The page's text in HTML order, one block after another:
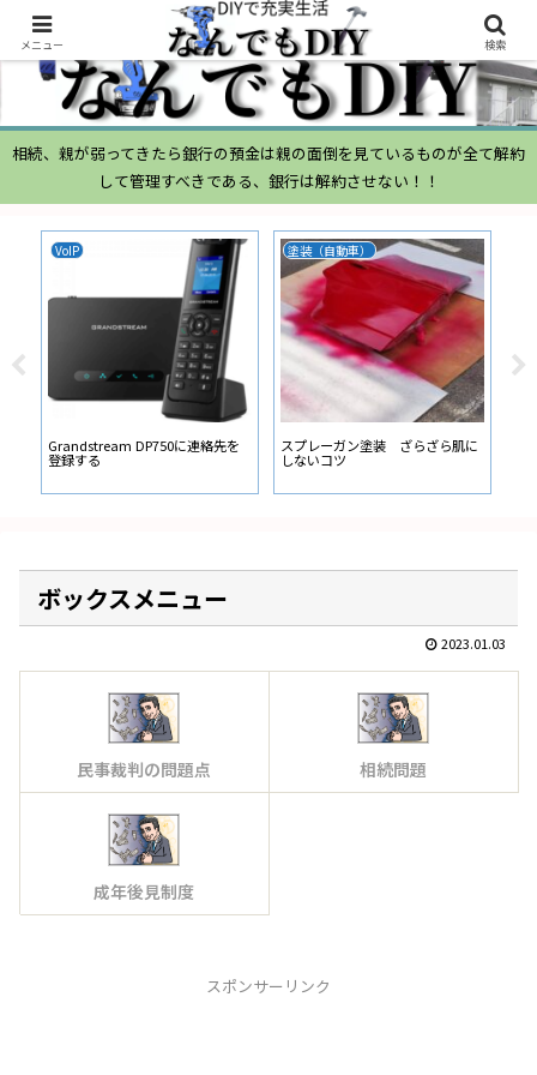
相続、親が弱ってきたら銀行の預金は親の面倒を見ているものが全て解約
して管理すべきである、銀行は解約させない！！
VoIP
Grandstream DP750に連絡先を
登録する
塗装（自動車）
スプレーガン塗装 ざらざら肌に
しないコツ
ム
ボックスメニュー
2023.01.03
民事裁判の問題点 相続問題
成年後見制度
スポンサーリンク
メニュー 検索